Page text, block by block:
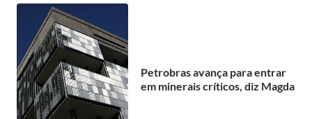
Petrobras avança para entrar
em minerais críticos, diz Magda